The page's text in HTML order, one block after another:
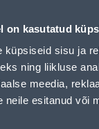
on kasutatud
küpsiseid sisu ja
ning liikluse
meedia,
neile esitanud või
TUMEHALL
Klienditeenindus